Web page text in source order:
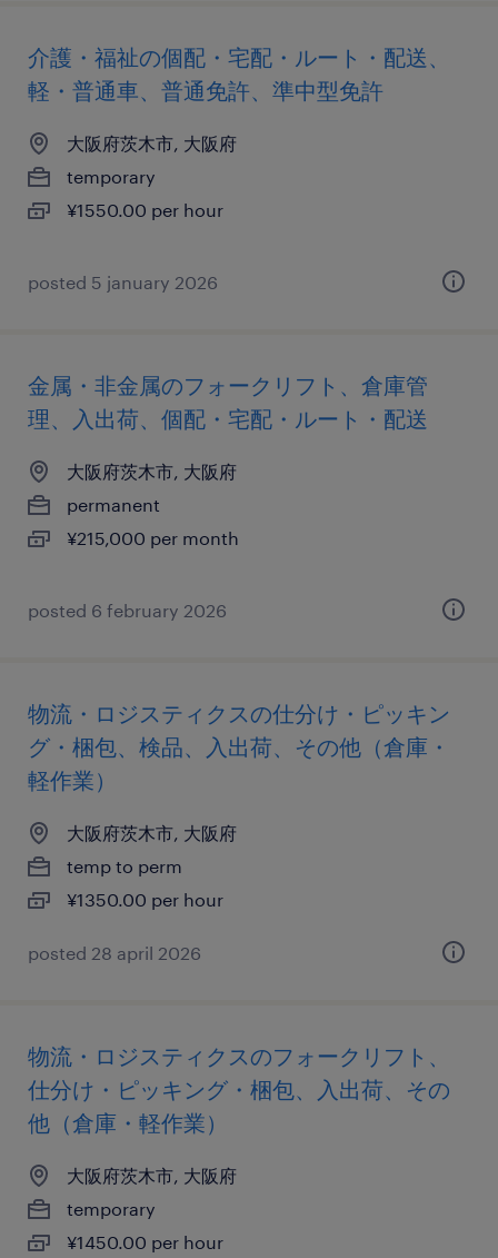
介護・福祉の個配・宅配・ルート・配送、
軽・普通車、普通免許、準中型免許
大阪府茨木市, 大阪府
temporary
¥1550.00 per hour
posted 5 january 2026
金属・非金属のフォークリフト、倉庫管
理、入出荷、個配・宅配・ルート・配送
大阪府茨木市, 大阪府
permanent
¥215,000 per month
posted 6 february 2026
物流・ロジスティクスの仕分け・ピッキン
グ・梱包、検品、入出荷、その他（倉庫・
軽作業）
大阪府茨木市, 大阪府
temp to perm
¥1350.00 per hour
posted 28 april 2026
物流・ロジスティクスのフォークリフト、
仕分け・ピッキング・梱包、入出荷、その
他（倉庫・軽作業）
大阪府茨木市, 大阪府
temporary
¥1450.00 per hour